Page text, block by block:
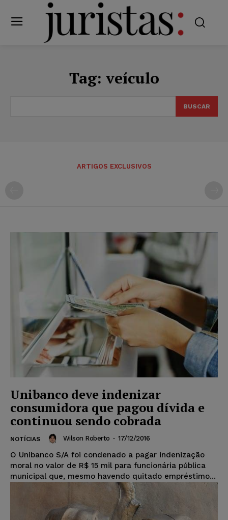
Tag: veículo
BUSCAR
ARTIGOS EXCLUSIVOS
Unibanco deve indenizar
consumidora que pagou dívida e
continuou sendo cobrada
NOTÍCIAS Wilson Roberto - 17/12/2016
O Unibanco S/A foi condenado a pagar indenização
moral no valor de R$ 15 mil para funcionária pública
municipal que, mesmo havendo quitado empréstimo...